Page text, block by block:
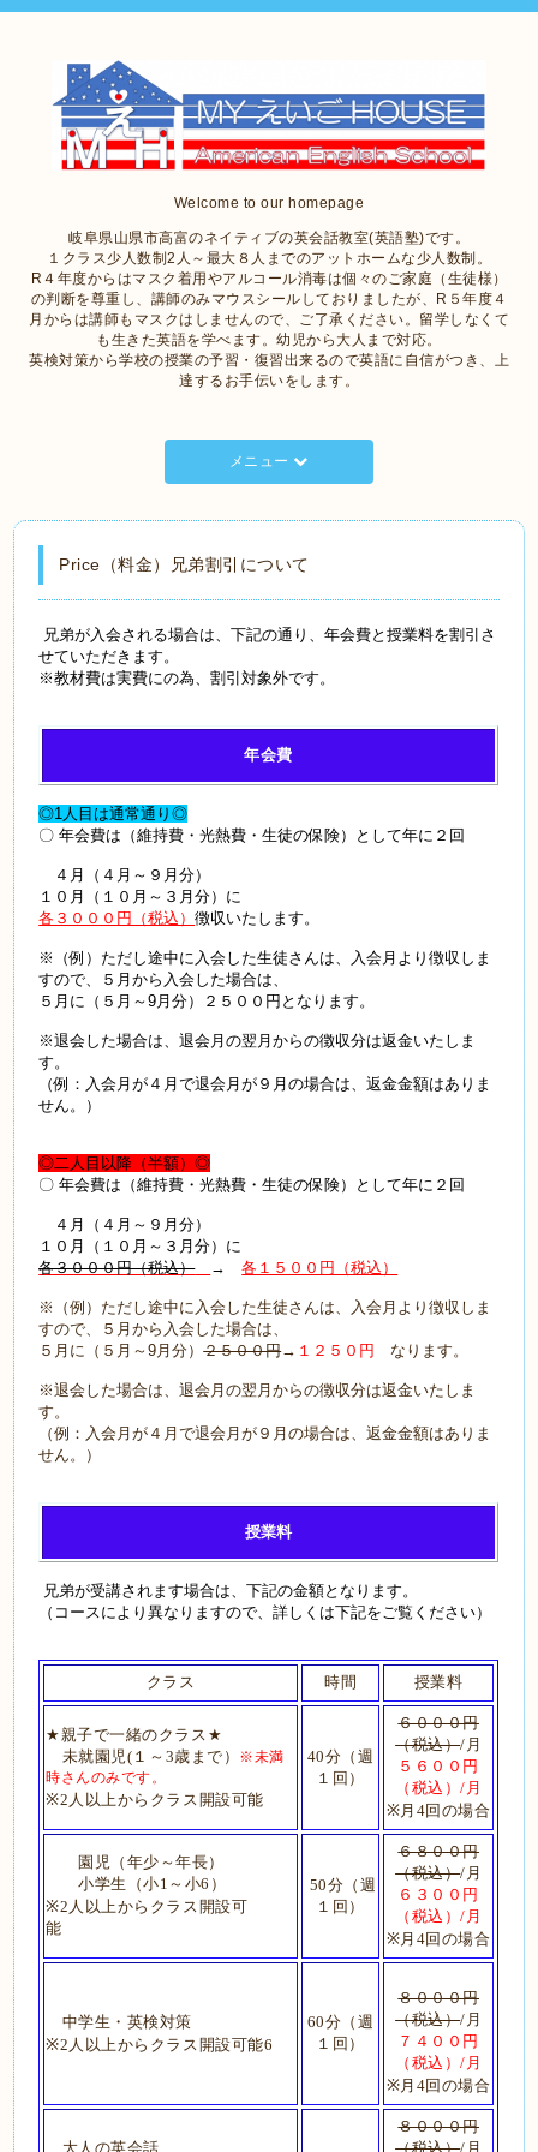
Welcome to our homepage
岐阜県山県市高富のネイティブの英会話教室(英語塾)です。
１クラス少人数制2人～最大８人までのアットホームな少人数制。
R４年度からはマスク着用やアルコール消毒は個々のご家庭（生徒様）
の判断を尊重し、講師のみマウスシールしておりましたが、R５年度４
月からは講師もマスクはしませんので、ご了承ください。留学しなくて
も生きた英語を学べます。幼児から大人まで対応。
英検対策から学校の授業の予習・復習出来るので英語に自信がつき、上
達するお手伝いをします。
メニュー
Price（料金）兄弟割引について
兄弟が入会される場合は、下記の通り、年会費と授業料を割引さ
せていただきます。
※教材費は実費にの為、割引対象外です。
年会費
◎1人目は通常通り◎
〇 年会費は（維持費・光熱費・生徒の保険）として年に２回
４月（４月～９月分）
１０月（１０月～３月分）に
各３０００円（税込）徴収いたします。
※（例）ただし途中に入会した生徒さんは、入会月より徴収しま
すので、５月から入会した場合は、
５月に（５月～9月分）２５００円となります。
※退会した場合は、退会月の翌月からの徴収分は返金いたしま
す。
（例：入会月が４月で退会月が９月の場合は、返金金額はありま
せん。）
◎二人目以降（半額）◎
〇 年会費は（維持費・光熱費・生徒の保険）として年に２回
４月（４月～９月分）
１０月（１０月～３月分）に
各３０００円（税込）
→各１５００円（税込）
※（例）ただし途中に入会した生徒さんは、入会月より徴収しま
すので、５月から入会した場合は、
５月に（５月～9月分）２５００円→ １２５０円 なります。
※退会した場合は、退会月の翌月からの徴収分は返金いたしま
す。
（例：入会月が４月で退会月が９月の場合は、返金金額はありま
せん。）
授業料
兄弟が受講されます場合は、下記の金額となります。
（コースにより異なりますので、詳しくは下記をご覧ください）
クラス 時間 授業料
★親子で一緒のクラス ★
未就園児(１ ～ 3歳まで） ※未満
時さんのみです。
※2 人以上からクラス開設可能
40分（週
１回）
６０００円
（税込）/ 月
５６００円
（税込）/ 月
※月 4回の場合
園児（年少～年長）
小学生（小1 ～小6 ）
※2 人以上からクラス開設可
能
50分（週
１回）
６８００円
（税込）/ 月
６３００円
（税込）/ 月
※月 4回の場合
中学生・英検対策
※2 人以上からクラス開設可能6
60分（週
１回）
８０００円
（税込）/ 月
７４００円
（税込）/ 月
※月 4回の場合
大人の英会話
８０００円
（税込）/ 月